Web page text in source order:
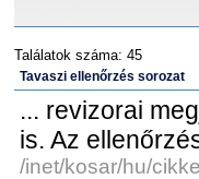
Találatok száma: 45
Tavaszi ellenőrzés sorozat
... revizorai
is. Az
/inet/kosar/hu/